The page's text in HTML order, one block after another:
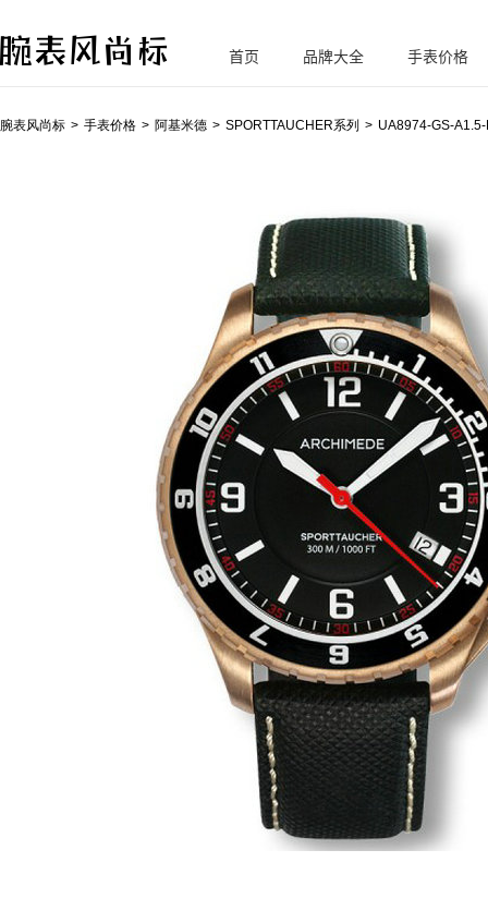
腕
首页 品牌大全 手表价格
腕表风尚标 手表价格 阿基米德 SPORTTAUCHER系列 UA8974-GS-